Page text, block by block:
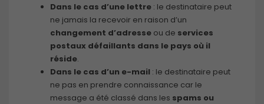
Dans le cas d’une lettre : le destinataire peut
ne jamais la recevoir en raison d’un
changement d’adresse ou de services
postaux défaillants dans le pays où il
réside.
Dans le cas d’un e-mail : le destinataire peut
ne pas en prendre connaissance car le
message a été classé dans les spams ou